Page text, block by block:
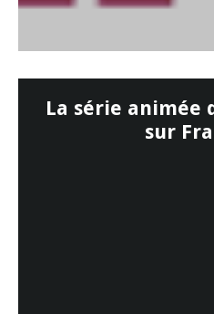
La série animée
sur